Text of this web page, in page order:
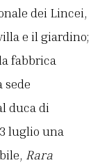
dei Lincei,
e il giardino;
fabbrica
sede
duca di
luglio una
Rara